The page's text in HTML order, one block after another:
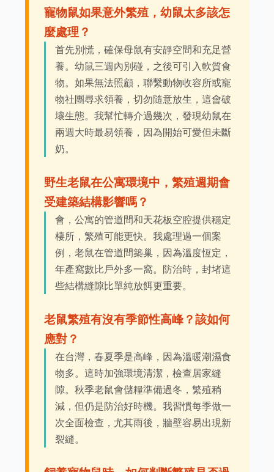
寵物鼠如果意外繁殖，幼鼠太多該怎
麼處理？
首先別慌，確保母鼠有安靜空間和充足營
養。幼鼠三週內別碰，之後可引入軟質食
物。如果無法照顧，聯繫動物收容所或寵
物社團尋求領養，切勿隨意放生，這會破
壞生態。我幫忙轉介過幾次，發現幼鼠在
兩週大時最易領養，因為開始可愛但未斷
奶。
野生老鼠在公寓環境中，繁殖週期會
受建築結構影響嗎？
會，公寓的管道間和天花板空腔提供穩定
棲所，繁殖可能更快。我處理過一個案
例，老鼠在管道間築巢，因為溫度恆定，
年產窩數比戶外多一窩。防治時，封堵這
些結構縫隙比單純放餌更重要。
老鼠繁殖有沒有季節性高峰？該如何
應對？
在台灣，春夏季是高峰，因為溫暖潮濕食
物多。這時加強環境清潔，檢查居家縫
隙。秋季老鼠會儲糧準備過冬，繁殖稍
減，但仍是防治好時機。我習慣每季做一
次全面檢查，尤其雨後，牆壁容易出現新
裂縫。